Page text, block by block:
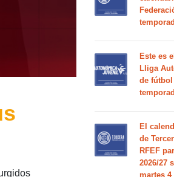
Este es
Lliga
de
El
de
RFEF
2026/27
martes 4